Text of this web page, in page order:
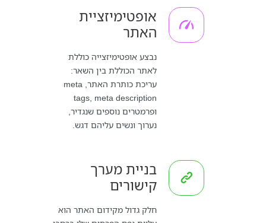
אופטימיזציית
האתר
נבצע אופטימיזצייה כוללת
לאתר הכוללת בין השאר:
עריכת כותרת האתר, meta
tags, meta description
ופרמטרים נוספים שנגדיר,
נערוך ונשים עליהם דגש.
בניית מערך
קישורים
חלק גדול מקידום האתר הוא